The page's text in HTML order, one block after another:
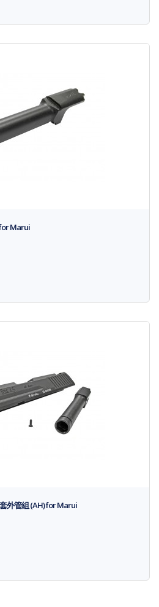
Marui
套外管組 (AH) for Marui